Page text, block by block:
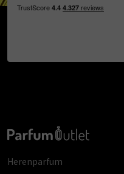
Herenparfum